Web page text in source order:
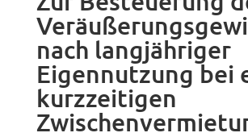
nach langjähriger
Eigennutzung bei
kurzzeitigen